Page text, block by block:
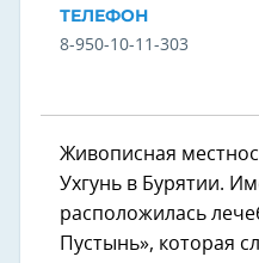
ТЕЛЕФОН
8-950-10-11-303
Живописная
Ухгунь в Бурятии.
расположилась
Пустынь», которая